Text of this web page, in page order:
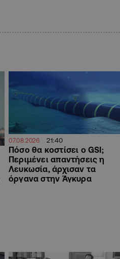
07.08.2026 21:40
Πόσο θα κοστίσει ο GSI;
Περιμένει απαντήσεις η
Λευκωσία, άρχισαν τα
όργανα στην Άγκυρα